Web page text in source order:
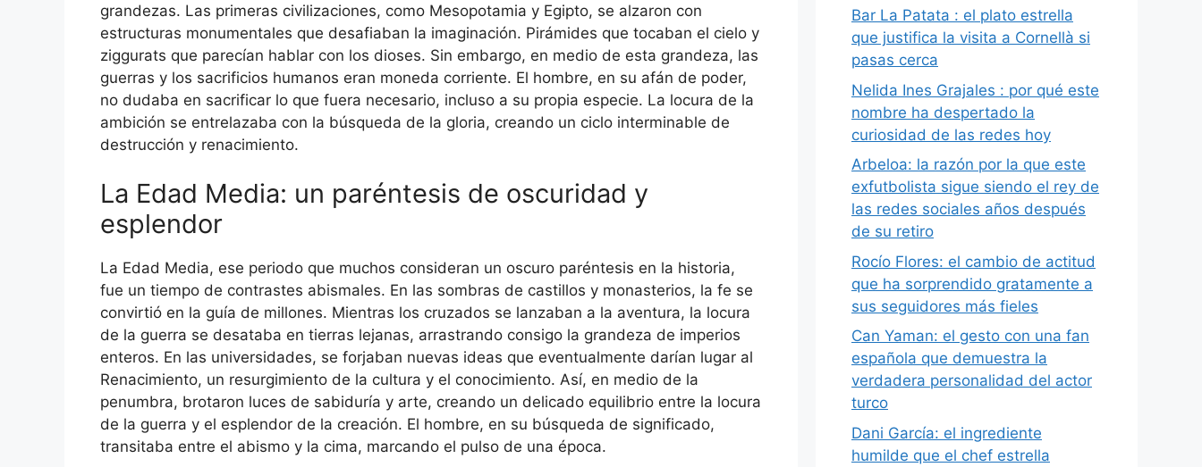
grandezas. Las primeras civilizaciones, como Mesopotamia y Egipto, se alzaron con
estructuras monumentales que desafiaban la imaginación. Pirámides que tocaban el cielo y
ziggurats que parecían hablar con los dioses. Sin embargo, en medio de esta grandeza, las
guerras y los sacrificios humanos eran moneda corriente. El hombre, en su afán de poder,
no dudaba en sacrificar lo que fuera necesario, incluso a su propia especie. La locura de la
ambición se entrelazaba con la búsqueda de la gloria, creando un ciclo interminable de
destrucción y renacimiento.
La Edad Media: un paréntesis de oscuridad y
esplendor
La Edad Media, ese periodo que muchos consideran un oscuro paréntesis en la historia,
fue un tiempo de contrastes abismales. En las sombras de castillos y monasterios, la fe se
convirtió en la guía de millones. Mientras los cruzados se lanzaban a la aventura, la locura
de la guerra se desataba en tierras lejanas, arrastrando consigo la grandeza de imperios
enteros. En las universidades, se forjaban nuevas ideas que eventualmente darían lugar al
Renacimiento, un resurgimiento de la cultura y el conocimiento. Así, en medio de la
penumbra, brotaron luces de sabiduría y arte, creando un delicado equilibrio entre la locura
de la guerra y el esplendor de la creación. El hombre, en su búsqueda de significado,
transitaba entre el abismo y la cima, marcando el pulso de una época.
Bar La Patata : el plato estrella
que justifica la visita a Cornellà si
pasas cerca
Nelida Ines Grajales : por qué este
nombre ha despertado la
curiosidad de las redes hoy
Arbeloa: la razón por la que este
exfutbolista sigue siendo el rey de
las redes sociales años después
de su retiro
Rocío Flores: el cambio de actitud
que ha sorprendido gratamente a
sus seguidores más fieles
Can Yaman: el gesto con una fan
española que demuestra la
verdadera personalidad del actor
turco
Dani García: el ingrediente
humilde que el chef estrella